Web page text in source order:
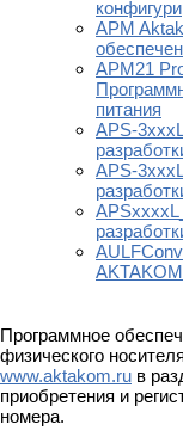
APM
APM21
питания
APS-
APS-
Программное
физического
www.aktakom.ru в
приобретения и
номера.